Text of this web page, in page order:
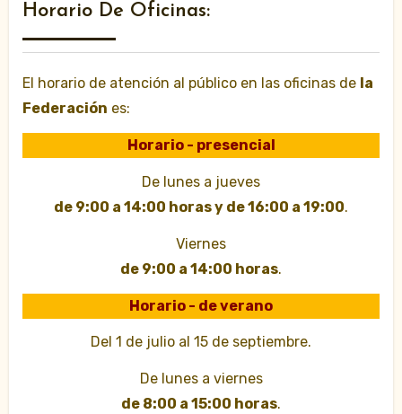
Horario De Oficinas:
El horario de atención al público en las oficinas de la
Federación es:
Horario - presencial
De lunes a jueves
de 9:00 a 14:00 horas y de 16:00 a 19:00.
Viernes
de 9:00 a 14:00 horas.
Horario - de verano
Del 1 de julio al 15 de septiembre.
De lunes a viernes
de 8:00 a 15:00 horas.